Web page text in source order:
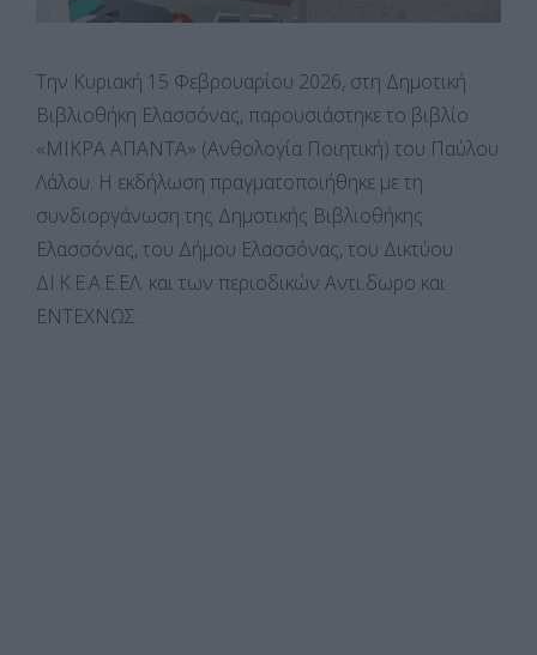
Την Κυριακή 15 Φεβρουαρίου 2026, στη Δημοτική
Βιβλιοθήκη Ελασσόνας, παρουσιάστηκε το βιβλίο
«ΜΙΚΡΑ ΑΠΑΝΤΑ» (Ανθολογία Ποιητική) του Παύλου
Λάλου. Η εκδήλωση πραγματοποιήθηκε με τη
συνδιοργάνωση της Δημοτικής Βιβλιοθήκης
Ελασσόνας, του Δήμου Ελασσόνας, του Δικτύου
ΔΙ.Κ.Ε.Α.Ε.ΕΛ. και των περιοδικών Αντι.δωρο και
ΕΝΤΕΧΝΩΣ.